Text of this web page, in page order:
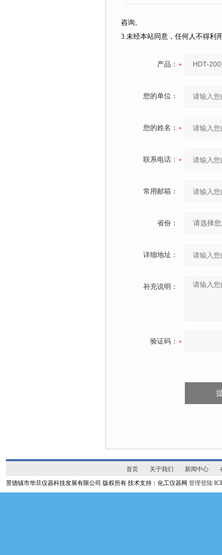
咨询。
3.未经本站同意，任何人不得利
产品：
您的单位：
您的姓名：
联系电话：
常用邮箱：
省份：
详细地址：
补充说明：
验证码：
首页 关于我们 新闻中心
景德镇市华旦仪器科技发展有限公司 版权所有 技术支持：化工仪器网 管理登陆